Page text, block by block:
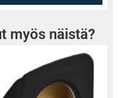
myös näistä?